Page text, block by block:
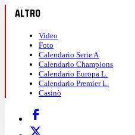
ALTRO
Video
Foto
Calendario Serie A
Calendario Champions
Calendario Europa L.
Calendario Premier L.
Casinò